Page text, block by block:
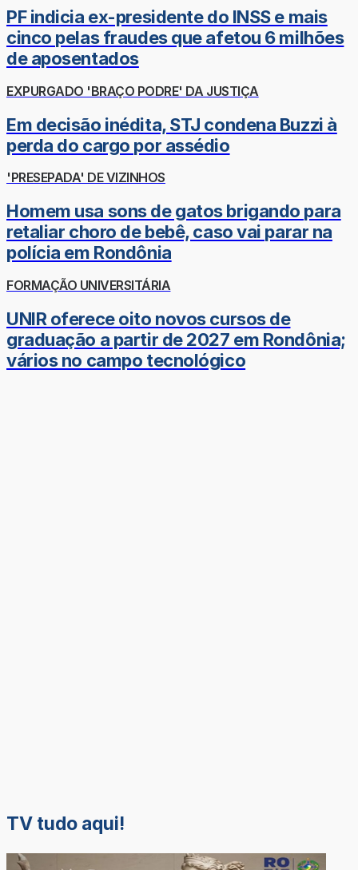
PF indicia ex-presidente do INSS e mais
cinco pelas fraudes que afetou 6 milhões
de aposentados
EXPURGADO 'BRAÇO PODRE' DA JUSTIÇA
Em decisão inédita, STJ condena Buzzi à
perda do cargo por assédio
'PRESEPADA' DE VIZINHOS
Homem usa sons de gatos brigando para
retaliar choro de bebê, caso vai parar na
polícia em Rondônia
FORMAÇÃO UNIVERSITÁRIA
UNIR oferece oito novos cursos de
graduação a partir de 2027 em Rondônia;
vários no campo tecnológico
TV tudo aqui!